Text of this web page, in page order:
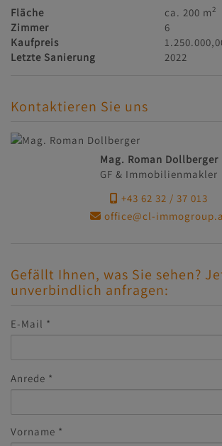
Fläche ca. 200 m2
Zimmer
6
Kaufpreis
Letzte Sanierung
2022
Kontaktieren Sie uns
Mag. Roman Dollberger
GF & Immobilienmakler
+43 62 32 / 37 013
office@cl-
Gefällt Ihnen, was Sie sehen?
unverbindlich anfragen:
E-Mail
Anrede
Vorname